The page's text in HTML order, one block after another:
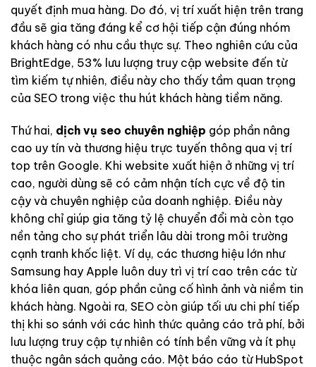
quyết định mua hàng. Do đó, vị trí xuất hiện trên trang
đầu sẽ gia tăng đáng kể cơ hội tiếp cận đúng nhóm
khách hàng có nhu cầu thực sự. Theo nghiên cứu của
BrightEdge, 53% lưu lượng truy cập website đến từ
tìm kiếm tự nhiên, điều này cho thấy tầm quan trọng
của SEO trong việc thu hút khách hàng tiềm năng.
Thứ hai, dịch vụ seo chuyên nghiệp góp phần nâng
cao uy tín và thương hiệu trực tuyến thông qua vị trí
top trên Google. Khi website xuất hiện ở những vị trí
cao, người dùng sẽ có cảm nhận tích cực về độ tin
cậy và chuyên nghiệp của doanh nghiệp. Điều này
không chỉ giúp gia tăng tỷ lệ chuyển đổi mà còn tạo
nền tảng cho sự phát triển lâu dài trong môi trường
cạnh tranh khốc liệt. Ví dụ, các thương hiệu lớn như
Samsung hay Apple luôn duy trì vị trí cao trên các từ
khóa liên quan, góp phần củng cố hình ảnh và niềm tin
khách hàng. Ngoài ra, SEO còn giúp tối ưu chi phí tiếp
thị khi so sánh với các hình thức quảng cáo trả phí, bởi
lưu lượng truy cập tự nhiên có tính bền vững và ít phụ
thuộc ngân sách quảng cáo. Một báo cáo từ HubSpot